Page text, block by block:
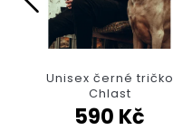
Unisex černé tričko
Chlast
590 Kč